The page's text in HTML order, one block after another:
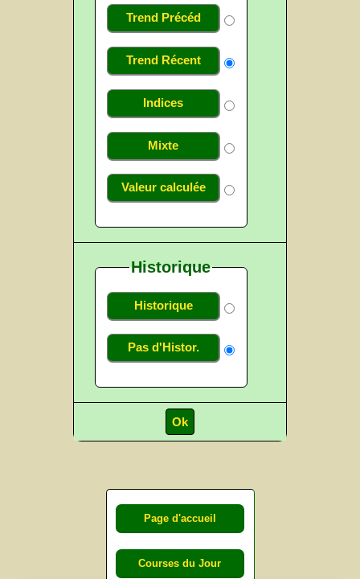
Trend Précéd
Trend Récent
Indices
Mixte
Valeur calculée
Historique
Historique
Pas d'Histor.
Page d'accueil
Courses du Jour